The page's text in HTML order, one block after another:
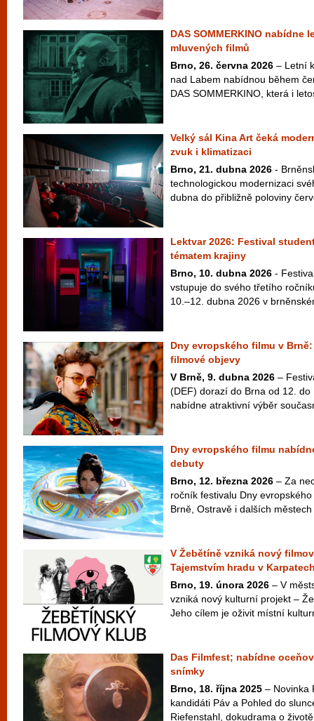
DAS SOMMERKINO nabídne
mluvených filmů
Brno, 26. června 2026 – Letní
nad Labem nabídnou během
DAS SOMMERKINO, která i
Velký sál Kina Art čeká
zvuk i klimatizaci
Brno, 21. dubna 2026 -
technologickou modernizaci
dubna do přibližně poloviny
Lektvar 2026: Festival
tématem krajiny
Brno, 10. dubna 2026 -
vstupuje do svého třetího
10.–12. dubna 2026 v
Dny evropského filmu v
filmové objevy
V Brně, 9. dubna 2026 –
(DEF) dorazí do Brna od 12.
nabídne atraktivní výběr
Dny evropského filmu
debuty
Brno, 12. března 2026 – Za
ročník festivalu Dny
Brně, Ostravě i dalších
V Žebětíně vzniká nový
Tajemstvím hradu v
Brno, 19. února 2026 – V
vzniká nový kulturní projekt –
Jeho cílem je oživit místní
Das Filmfest; nabídne
snímky
Brno, 18. října 2025 – Novinka
kandidáti Páv a Pohled do
Riefenstahl, dokudrama o